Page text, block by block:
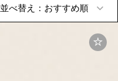
並べ替え：おすすめ順